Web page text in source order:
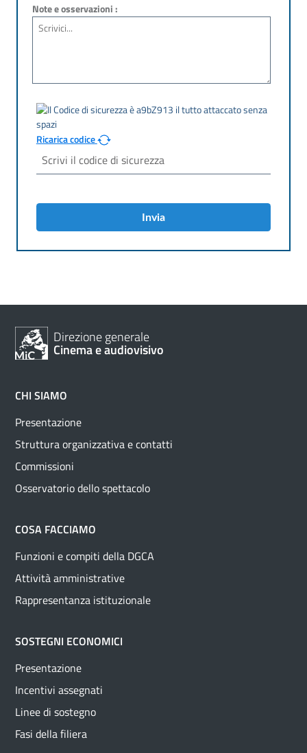
Note e osservazioni :
Ricarica codice
Invia
Direzione generale
Cinema e audiovisivo
CHI SIAMO
Presentazione
Struttura organizzativa e contatti
Commissioni
Osservatorio dello spettacolo
COSA FACCIAMO
Funzioni e compiti della DGCA
Attività amministrative
Rappresentanza istituzionale
SOSTEGNI ECONOMICI
Presentazione
Incentivi assegnati
Linee di sostegno
Fasi della filiera